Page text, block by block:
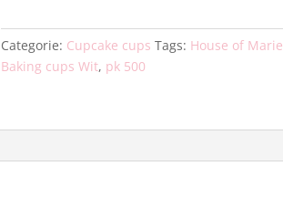
Wit
-
pk/500.
Categorie: Cupcake cups Tags: House of Marie
Baking cups Wit, pk 500